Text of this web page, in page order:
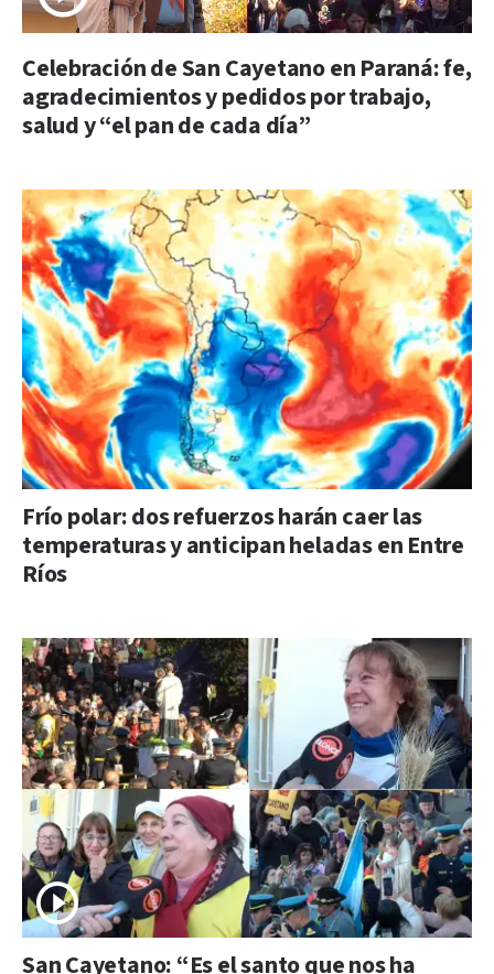
Celebración de San Cayetano en Paraná: fe,
agradecimientos y pedidos por trabajo,
salud y “el pan de cada día”
Frío polar: dos refuerzos harán caer las
temperaturas y anticipan heladas en Entre
Ríos
San Cayetano: “Es el santo que nos ha